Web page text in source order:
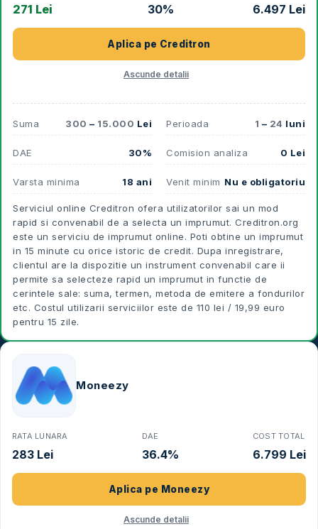
271 Lei 30% 6.497 Lei
Aplica pe Creditron
Ascunde detalii
Suma 300 – 15.000 Lei Perioada 1 – 24 luni
DAE 30% Comision analiza 0 Lei
Varsta minima 18 ani Venit minim Nu e obligatoriu
Serviciul online Creditron ofera utilizatorilor sai un mod
rapid si convenabil de a selecta un imprumut. Creditron.org
este un serviciu de imprumut online. Poti obtine un imprumut
in 15 minute cu orice istoric de credit. Dupa inregistrare,
clientul are la dispozitie un instrument convenabil care ii
permite sa selecteze rapid un imprumut in functie de
cerintele sale: suma, termen, metoda de emitere a fondurilor
etc. Costul utilizarii serviciilor este de 110 lei / 19,99 euro
pentru 15 zile.
Moneezy
RATA LUNARA
283 Lei
DAE
36.4%
COST TOTAL
6.799 Lei
Aplica pe Moneezy
Ascunde detalii